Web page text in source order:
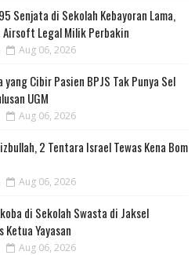
Senjata di Sekolah Kebayoran Lama,
Legal Milik Perbakin
Aug 06, 2026
yang Cibir Pasien BPJS Tak Punya Sel
UGM
Aug 06, 2026
2 Tentara Israel Tewas Kena Bom
Aug 06, 2026
di Sekolah Swasta di Jaksel
Ketua Yayasan
Aug 06, 2026